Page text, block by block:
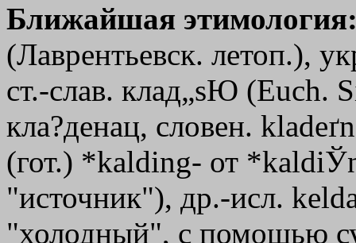
Ближайшая
(Лаврентьевск. летоп.),
ст.-слав. клад„sЮ (Еuсh.
кла?денац, словен.
(гот.) *kalding- от
"источник"), др.-исл.
"холодный", с помощью